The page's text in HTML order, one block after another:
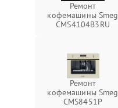
Ремонт
кофемашины Smeg
CMS4104B3RU
Ремонт
кофемашины Smeg
CMS8451P